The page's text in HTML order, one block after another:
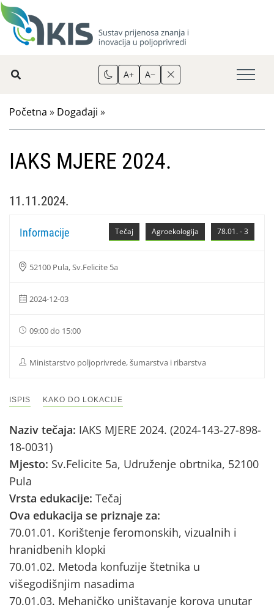
A+ A−
Početna » Događaji »
IAKS MJERE 2024.
11.11.2024.
78.01. - 3
Agroekologija
Tečaj
Informacije
52100 Pula, Sv.Felicite 5a
2024-12-03
09:00 do 15:00
Ministarstvo poljoprivrede, šumarstva i ribarstva
ISPIS KAKO DO LOKACIJE
Naziv tečaja: IAKS MJERE 2024. (2024-143-27-898-
18-0031)
Mjesto: Sv.Felicite 5a, Udruženje obrtnika, 52100
Pula
Vrsta edukacije: Tečaj
Ova edukacija se priznaje za:
70.01.01. Korištenje feromonskih, vizualnih i
hranidbenih klopki
70.01.02. Metoda konfuzije štetnika u
višegodišnjim nasadima
70.01.03. Mehaničko uništavanje korova unutar